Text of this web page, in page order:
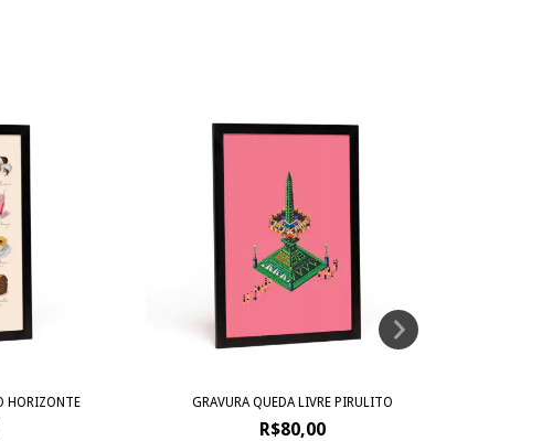
HORIZONTE GRAVURA QUEDA LIVRE PIRULITO
R$80,00